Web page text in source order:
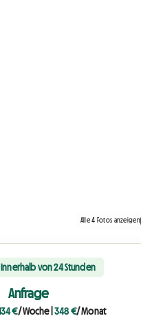
Alle 4 Fotos anzeigen
von 24 Stunden
Anfrage
€/ Woche|348 €/ Monat